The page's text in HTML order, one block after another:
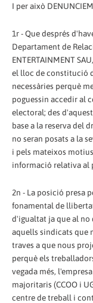
I per això
1r - Que després
Departament de
ENTERTAINMENT
el lloc de constitució
necessàries perquè
poguessin accedir al
electoral; des
base a la reserva del
no seran posats a la
i pels mateixos
informació relativa al
2n - La posició presa
fonamental de
d'igualtat ja que al no
aquells sindicats que
traves a que nous
perquè els
vegada més,
majoritaris (CCOO i
centre de treball i